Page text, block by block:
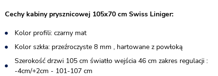
Cechy kabiny prysznicowej 105x70 cm Swiss Liniger:
Kolor profili: czarny mat
Kolor szkła: przeźroczyste 8 mm , hartowane z powłoką
Szerokość drzwi 105 cm światło wejścia 46 cm zakres regulacji :
-4cm/+2cm - 101-107 cm